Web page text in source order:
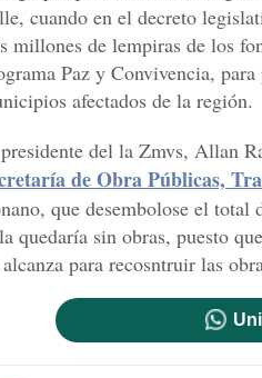
cuando en el decreto
millones de lempiras de los
Paz y Convivencia,
afectados de la región.
del la Zmvs, Allan
de Obra Públicas,
que desembolose el
quedaría sin obras, puesto
para recosntruir las